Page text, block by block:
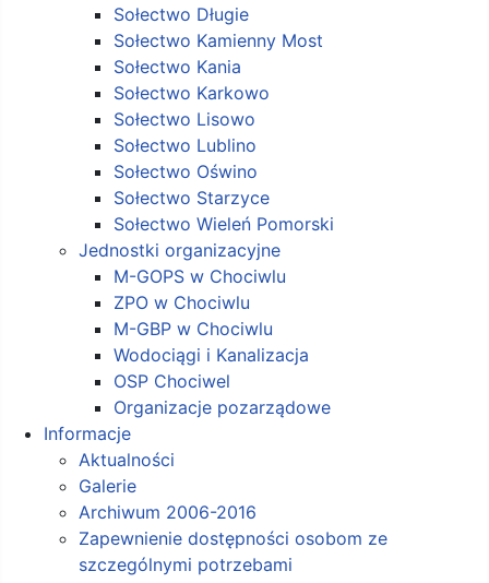
Sołectwo Długie
Sołectwo Kamienny Most
Sołectwo Kania
Sołectwo Karkowo
Sołectwo Lisowo
Sołectwo Lublino
Sołectwo Oświno
Sołectwo Starzyce
Sołectwo Wieleń Pomorski
Jednostki organizacyjne
M-GOPS w Chociwlu
ZPO w Chociwlu
M-GBP w Chociwlu
Wodociągi i Kanalizacja
OSP Chociwel
Organizacje pozarządowe
Informacje
Aktualności
Galerie
Archiwum 2006-2016
Zapewnienie dostępności osobom ze
szczególnymi potrzebami